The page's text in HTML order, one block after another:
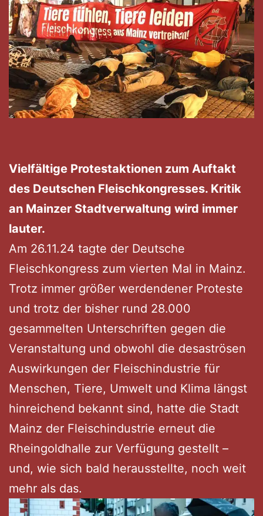
Vielfältige Protestaktionen zum Auftakt
des Deutschen Fleischkongresses. Kritik
an Mainzer Stadtverwaltung wird immer
lauter.
Am 26.11.24 tagte der Deutsche
Fleischkongress zum vierten Mal in Mainz.
Trotz immer größer werdendener Proteste
und trotz der bisher rund 28.000
gesammelten Unterschriften gegen die
Veranstaltung und obwohl die desaströsen
Auswirkungen der Fleischindustrie für
Menschen, Tiere, Umwelt und Klima längst
hinreichend bekannt sind, hatte die Stadt
Mainz der Fleischindustrie erneut die
Rheingoldhalle zur Verfügung gestellt –
und, wie sich bald herausstellte, noch weit
mehr als das.